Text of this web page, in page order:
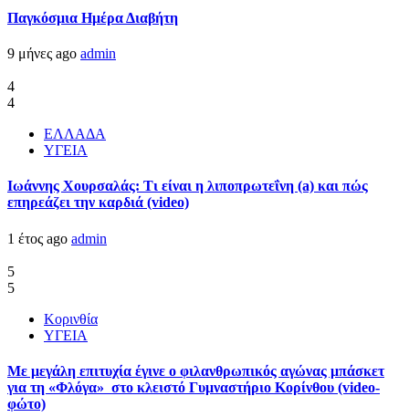
Παγκόσμια Ημέρα Διαβήτη
9 μήνες ago admin
4
4
ΕΛΛΑΔΑ
ΥΓΕΙΑ
Ιωάννης Χουρσαλάς: Τι είναι η λιποπρωτεΐνη (a) και πώς
επηρεάζει την καρδιά (video)
1 έτος ago admin
5
5
Κορινθία
ΥΓΕΙΑ
Με μεγάλη επιτυχία έγινε ο φιλανθρωπικός αγώνας μπάσκετ
για τη «Φλόγα» στο κλειστό Γυμναστήριο Κορίνθου (video-
φώτο)